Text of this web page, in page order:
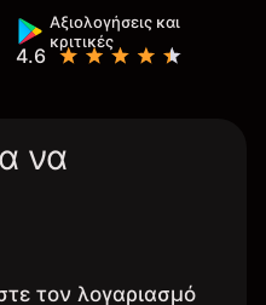
Αξιολογήσεις και
κριτικές
4.6
να
τον λογαριασμό